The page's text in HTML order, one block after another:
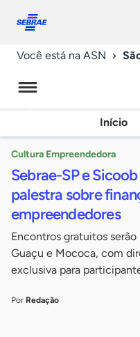
conosco
Você está na ASN
Início
Cultura Empreendedora
Sebrae-SP e
palestra sobre
empreendedores
Encontros gratuitos
Guaçu e Mococa, com
exclusiva para
Por Redação